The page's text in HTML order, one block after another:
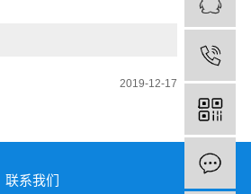
2019-12-17
联系我们